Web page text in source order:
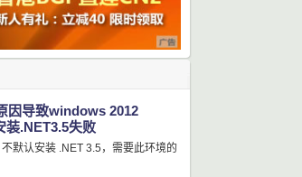
因导致windows 2012
装.NET3.5失败
默认安装 .NET 3.5，需要此环境的